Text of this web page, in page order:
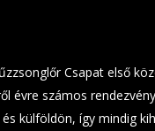
Csapat első
évre számos
külföldön, így mindig